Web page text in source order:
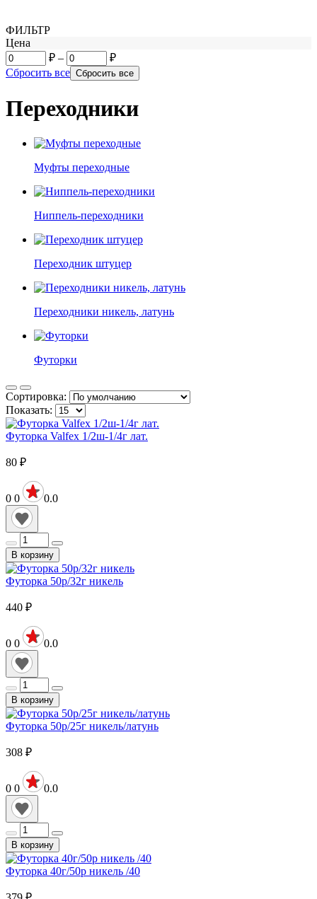
ФИЛЬТР
Цена
₽ –
₽
Сбросить все
Переходники
Муфты переходные
Ниппель-переходники
Переходник штуцер
Переходники никель, латунь
Футорки
Сортировка:
Показать:
Футорка Valfex 1/2ш-1/4г лат.
80 ₽
0 0 0.0
В корзину
Футорка 50р/32г никель
440 ₽
0 0 0.0
В корзину
Футорка 50р/25г никель/латунь
308 ₽
0 0 0.0
В корзину
Футорка 40г/50р никель /40